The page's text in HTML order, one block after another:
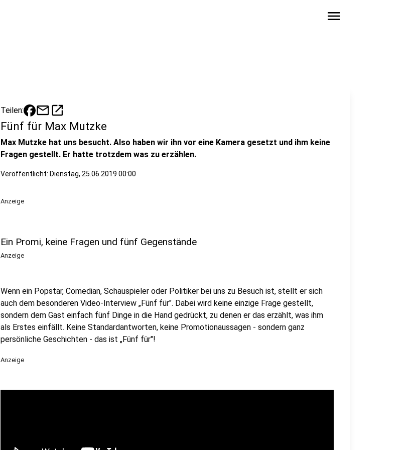
menu
Teilen: mailopen_in_new
Fünf für Max Mutzke
Max Mutzke hat uns besucht. Also haben wir ihn vor eine Kamera gesetzt und ihm keine
Fragen gestellt. Er hatte trotzdem was zu erzählen.
Veröffentlicht: Dienstag, 25.06.2019 00:00
Anzeige
Ein Promi, keine Fragen und fünf Gegenstände
Anzeige
Wenn ein Popstar, Comedian, Schauspieler oder Politiker bei uns zu Besuch ist, stellt er sich
auch dem besonderen Video-Interview „Fünf für". Dabei wird keine einzige Frage gestellt,
sondern dem Gast einfach fünf Dinge in die Hand gedrückt, zu denen er das erzählt, was ihm
als Erstes einfällt. Keine Standardantworten, keine Promotionaussagen - sondern ganz
persönliche Geschichten - das ist „Fünf für"!
Anzeige